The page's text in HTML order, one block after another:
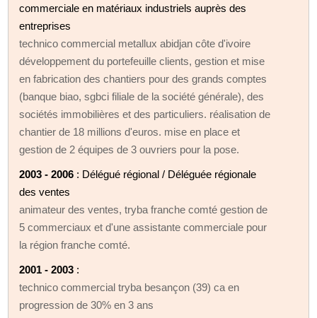
commerciale en matériaux industriels auprès des
entreprises
technico commercial metallux abidjan côte d'ivoire
développement du portefeuille clients, gestion et mise
en fabrication des chantiers pour des grands comptes
(banque biao, sgbci filiale de la société générale), des
sociétés immobilières et des particuliers. réalisation de
chantier de 18 millions d'euros. mise en place et
gestion de 2 équipes de 3 ouvriers pour la pose.
2003 - 2006 : Délégué régional / Déléguée régionale
des ventes
animateur des ventes, tryba franche comté gestion de
5 commerciaux et d'une assistante commerciale pour
la région franche comté.
2001 - 2003 :
technico commercial tryba besançon (39) ca en
progression de 30% en 3 ans